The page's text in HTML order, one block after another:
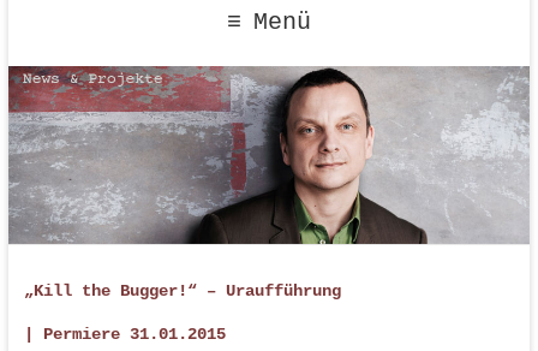
Menü
„Kill the Bugger!“ – Uraufführung
| Permiere 31.01.2015